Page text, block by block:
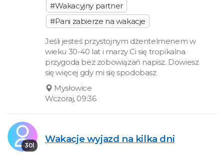
#Wakacyjny partner
#Pani zabierze na wakacje
Jeśli jesteś przystojnym dżentelmenem w
wieku 30-40 lat i marzy Ci się tropikalna
przygoda bez zobowiązań napisz. Dowiesz
się więcej gdy mi się spodobasz
Mysłowice
Wczoraj, 09:36
30l
Wakacje wyjazd na kilka dni